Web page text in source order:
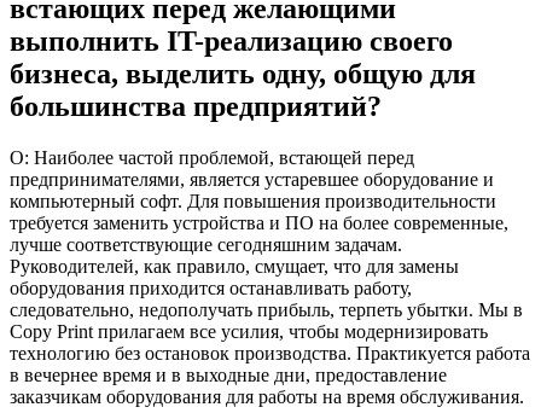
встающих перед желающими
выполнить IT-реализацию своего
бизнеса, выделить одну, общую для
большинства предприятий?
О: Наиболее частой проблемой, встающей перед
предпринимателями, является устаревшее оборудование и
компьютерный софт. Для повышения производительности
требуется заменить устройства и ПО на более современные,
лучше соответствующие сегодняшним задачам.
Руководителей, как правило, смущает, что для замены
оборудования приходится останавливать работу,
следовательно, недополучать прибыль, терпеть убытки. Мы в
Copy Print прилагаем все усилия, чтобы модернизировать
технологию без остановок производства. Практикуется работа
в вечернее время и в выходные дни, предоставление
заказчикам оборудования для работы на время обслуживания.